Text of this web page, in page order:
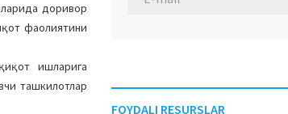
доривор
фаолиятини
ишларига
ташкилотлар
FOYDALI RESURSLAR